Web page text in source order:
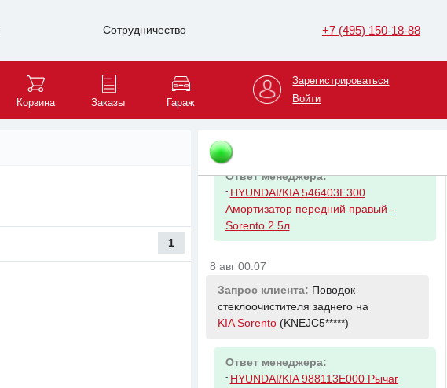
Сотрудничество +7 (495) 150-18-88
Корзина Заказы Гараж
Зарегистрироваться
Войти
1
передней стойки, винтовая
8 авг 00:06
Запрос клиента:Амортизатор
передний правый наKIA Sorento
Ответ менеджера:
- HYUNDAI/KIA 546403E300
Амортизатор передний правый -
Sorento 2 5л
8 авг 00:07
Запрос клиента: Поводок
стеклоочистителя заднего на
KIA Sorento(KNEJC5*****)
Ответ менеджера:
- HYUNDAI/KIA 988113E000 Рычаг